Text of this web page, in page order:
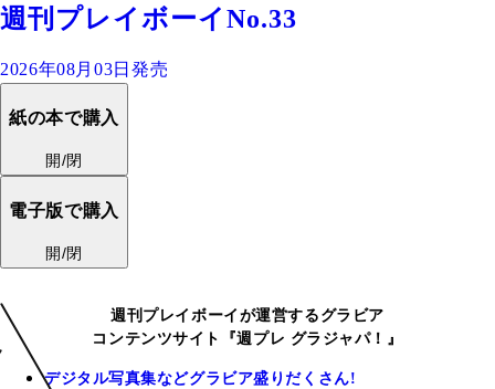
週刊プレイボーイNo.33
2026年08月03日発売
紙の本で購入
開/閉
電子版で購入
開/閉
週刊プレイボーイが運営するグラビア
コンテンツサイト『週プレ グラジャパ！』
デジタル写真集などグラビア盛りだくさん!